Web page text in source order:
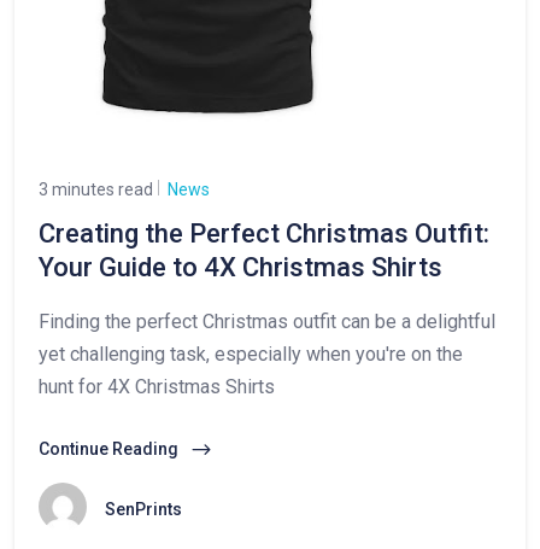
3 minutes read News
Creating the Perfect Christmas Outfit:
Your Guide to 4X Christmas Shirts
Finding the perfect Christmas outfit can be a delightful
yet challenging task, especially when you're on the
hunt for 4X Christmas Shirts
Continue Reading
SenPrints